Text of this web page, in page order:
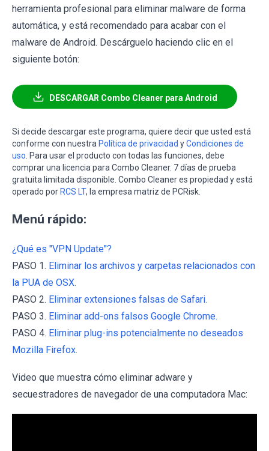
herramienta profesional para eliminar malware de forma
automática, y está recomendado para acabar con el
malware de Android. Descárguelo haciendo clic en el
siguiente botón:
DESCARGAR Combo Cleaner para Android
Si decide descargar este programa, quiere decir que usted está
conforme con nuestra Política de privacidad yCondiciones de
uso . Para usar el producto con todas las funciones, debe
comprar una licencia para Combo Cleaner. 7 días de prueba
gratuita limitada disponible. Combo Cleaner es propiedad y está
operado por RCS LT, la empresa matriz de PCRisk.
Menú rápido:
¿Qué es "VPN Update"?
PASO 1. Eliminar los archivos y carpetas relacionados con
la PUA de OSX.
PASO 2. Eliminar extensiones falsas de Safari.
PASO 3. Eliminar add-ons falsos Google Chrome.
PASO 4. Eliminar plug-ins potencialmente no deseados
Mozilla Firefox.
Video que muestra cómo eliminar adware y
secuestradores de navegador de una computadora Mac: